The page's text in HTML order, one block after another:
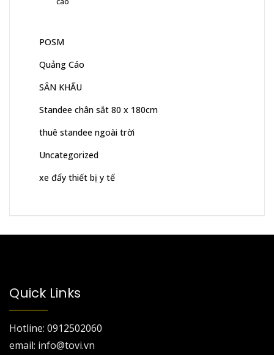
POSM
Quảng Cáo
SÂN KHẤU
Standee chân sắt 80 x 180cm
thuê standee ngoài trời
Uncategorized
xe đẩy thiết bị y tế
Quick Links
Hotline: 0912502060
email: info@tovi.vn